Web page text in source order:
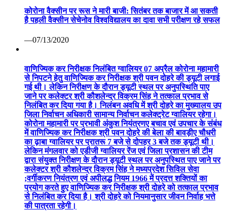
कोरोना वैक्सीन पर रूस ने मारी बाजी: सितंबर तक बाजार में आ सकती
है पहली वैक्सीन सेचेनोव विश्वविद्यालय का दावा सभी परीक्षण रहे सफल
—07/13/2020
वाणिज्यिक कर निरीक्षक निलंबित ग्वालियर 07 अप्रैल कोरोना महामारी
से निपटने हेतु वाणिज्यिक कर निरीक्षक श्री पवन दोहरे की ड्यूटी लगाई
गई थी। लेकिन निरीक्षण के दौरान ड्यूटी स्थल पर अनुपस्थिति पाए
जाने पर कलेक्टर श्री कौशलेन्द्र विक्रम सिंह ने तत्काल प्रभाव से
निलंबित कर दिया गया है। निलंबन अवधि में श्री दोहरे का मुख्यालय उप
जिला निर्वाचन अधिकारी सामान्य निर्वाचन कलेक्ट्रेट ग्वालियर रहेगा।
कोरोना महामारी पर प्रभावी अंकुश नियंत्रणए बचाव एवं उपचार के संबंध
में वाणिज्यिक कर निरीक्षक श्री पवन दोहरे की बेला की बावड़ीए चौधरी
का ढ़ाबा ग्वालियर पर प्रातरू 7 बजे से दोपहर 3 बजे तक ड्यूटी थी।
लेकिन मंगलवार को एडीजी ग्वालियर रेंज एवं जिला प्रशासन की टीम
द्वारा संयुक्त निरीक्षण के दौरान ड्यूटी स्थल पर अनुपस्थित पाए जाने पर
कलेक्टर श्री कौशलेन्द्र विक्रम सिंह ने मध्यप्रदेश सिविल सेवा
;वर्गीकरण नियंत्रण एवं अपीलद्ध नियम 1966 में प्रदत्त शक्तियों का
प्रयोग करते हुए वाणिज्यिक कर निरीक्षक श्री दोहरे को तत्काल प्रभाव
से निलंबित कर दिया है। श्री दोहरे को नियमानुसार जीवन निर्वाह भत्ते
की पात्रता रहेगी।